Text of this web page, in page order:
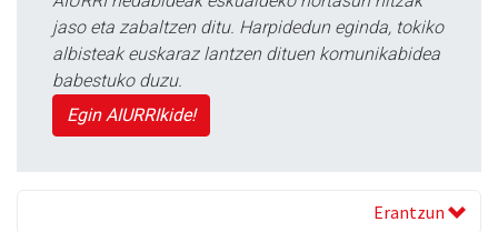
jaso eta zabaltzen ditu. Harpidedun eginda, tokiko
albisteak euskaraz lantzen dituen komunikabidea
babestuko duzu.
Egin AIURRIkide!
Erantzun